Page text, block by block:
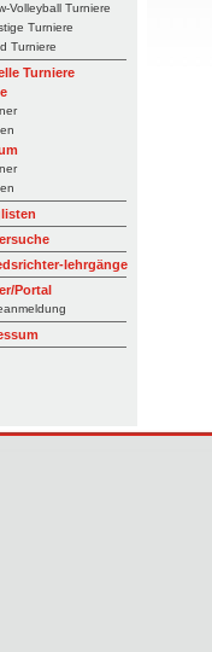
Volleyball Turniere
Turniere
Turniere
Turniere
lehrgänge
Portal